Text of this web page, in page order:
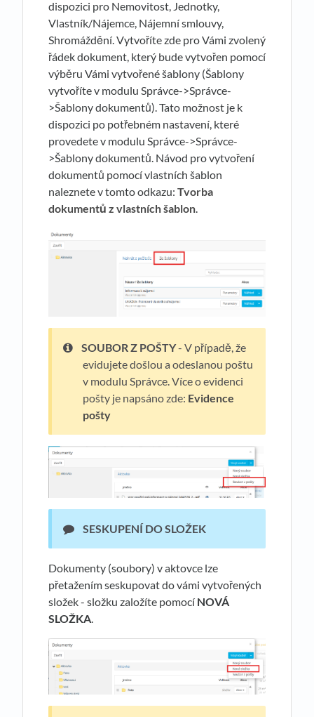
dispozici pro Nemovitost, Jednotky,
Vlastník/Nájemce, Nájemní smlouvy,
Shromáždění. Vytvoříte zde pro Vámi zvolený
řádek dokument, který bude vytvořen pomocí
výběru Vámi vytvořené šablony (Šablony
vytvoříte v modulu Správce->Správce-
>Šablony dokumentů). Tato možnost je k
dispozici po potřebném nastavení, které
provedete v modulu Správce->Správce-
>Šablony dokumentů. Návod pro vytvoření
dokumentů pomocí vlastních šablon
naleznete v tomto odkazu: Tvorba
dokumentů z vlastních šablon.
SOUBOR Z POŠTY- V případě, že
evidujete došlou a odeslanou poštu
v modulu Správce. Více o evidenci
pošty je napsáno zde: Evidence
pošty
SESKUPENÍ DO SLOŽEK
Dokumenty (soubory) v aktovce lze
přetažením seskupovat do vámi vytvořených
složek - složku založíte pomocí NOVÁ
SLOŽKA.